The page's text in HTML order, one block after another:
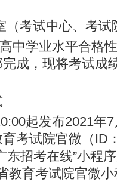
（考试中心、考试
中学业水平合格
成，现将考试成
起发布2021年
考试院官微（ID
东招考在线”小程
教育考试院官微小